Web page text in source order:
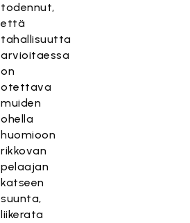
todennut,
että
tahallisuutta
arvioitaessa
on
otettava
muiden
ohella
huomioon
rikkovan
pelaajan
katseen
suunta,
liikerata